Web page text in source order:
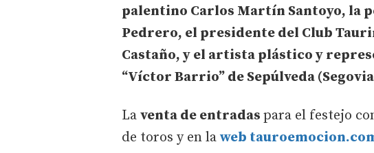
palentino Carlos Martín Santoyo, la
Pedrero, el presidente del Club
Castaño, y el artista plástico y
“Víctor Barrio” de Sepúlveda
La venta de entradas para el festejo
de toros y en laweb